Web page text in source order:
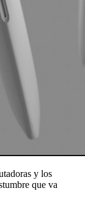
y los
que va